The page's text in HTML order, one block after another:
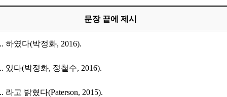
문장 끝에 제시
하였다(박정화, 2016).
있다(박정화, 정철수, 2016).
라고 밝혔다(Paterson, 2015).